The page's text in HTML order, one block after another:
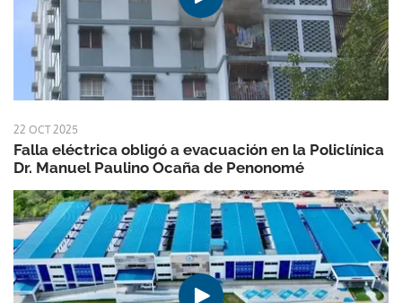
22 OCT 2025
Falla eléctrica obligó a evacuación en la Policlínica
Dr. Manuel Paulino Ocaña de Penonomé